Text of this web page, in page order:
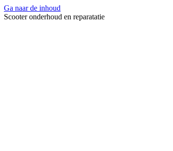
Ga naar de inhoud
Scooter onderhoud en reparatatie